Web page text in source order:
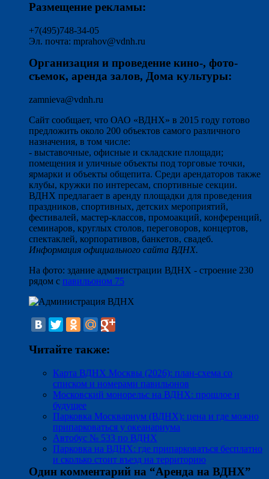
Размещение рекламы:
+7(495)748-34-05
Эл. почта: mprahov@vdnh.ru
Организация и проведение кино-, фото-
съемок, аренда залов, Дома культуры:
zamnieva@vdnh.ru
Сайт сообщает, что ОАО «ВДНХ» в 2015 году готово
предложить около 200 объектов самого различного
назначения, в том числе:
- выставочные, офисные и складские площади;
помещения и уличные объекты под торговые точки,
ярмарки и объекты общепита. Среди арендаторов также
клубы, кружки по интересам, спортивные секции.
ВДНХ предлагает в аренду площадки для проведения
праздников, спортивных, детских мероприятий,
фестивалей, мастер-классов, промоакций, конференций,
семинаров, круглых столов, переговоров, концертов,
спектаклей, корпоративов, банкетов, свадеб.
Информация официального сайта ВДНХ.
На фото: здание администрации ВДНХ - строение 230
рядом с павильоном 75
Читайте также:
Карта ВДНХ Москвы (2026): план-схема со
списком и номерами павильонов
Московский монорельс на ВДНХ: прошлое и
будущее
Парковка Москвариум (ВДНХ): цена и где можно
припарковаться у океанариума
Автобус № 533 по ВДНХ
Парковка на ВДНХ: где припарковаться бесплатно
и сколько стоит въезд на территорию
Один комментарий на “Аренда на ВДНХ”